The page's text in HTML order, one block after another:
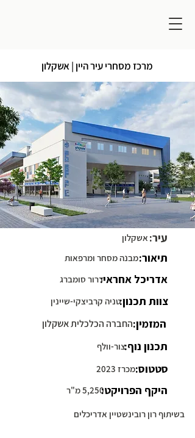
מרכז מסחרי עיר היין | אשקלון
אשקלון
מבנה מסחר ומרפאות
צור-וולף
מכרז 2023
5,250 מ"ר
עיר:
תיאור:
אדריכל אחראי:
צוות תכנון:
המזמין:
תכנון נוף:
סטטוס:
היקף הפרויקט:
דרור סומברג
החברה הכלכלית אשקלון
טניה קרביצקי-שיינין
בשיתוף רון רובינשטיין אדריכלים